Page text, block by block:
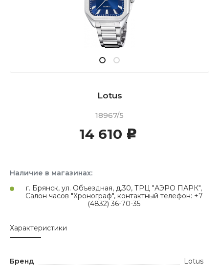
Lotus
18967/5
14 610 c
Наличие в магазинах:
г. Брянск, ул. Объездная, д.30, ТРЦ "АЭРО ПАРК",
Салон часов "Хронограф", контактный телефон: +7
(4832) 36-70-35
Характеристики
Бренд
Lotus